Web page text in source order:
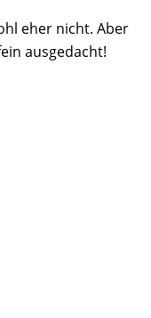
eher nicht. Aber
ausgedacht!